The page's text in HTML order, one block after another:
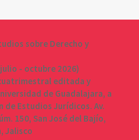
sobre Derecho y
- octubre 2026)
editada y
de Guadalajara, a
de Estudios Jurídicos. Av.
150, San José del Bajío,
Jalisco